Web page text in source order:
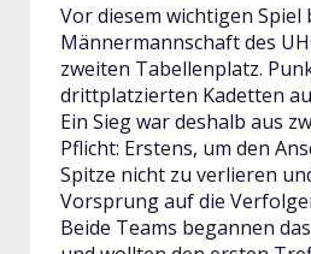
Vor diesem wichtigen Spiel
Männermannschaft des
zweiten Tabellenplatz.
drittplatzierten Kadetten
Ein Sieg war deshalb aus
Pflicht: Erstens, um den
Spitze nicht zu verlieren
Vorsprung auf die
Beide Teams begannen